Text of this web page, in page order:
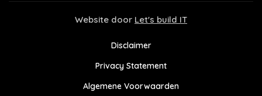
Website door Let's build IT
Disclaimer
Privacy Statement
Algemene Voorwaarden